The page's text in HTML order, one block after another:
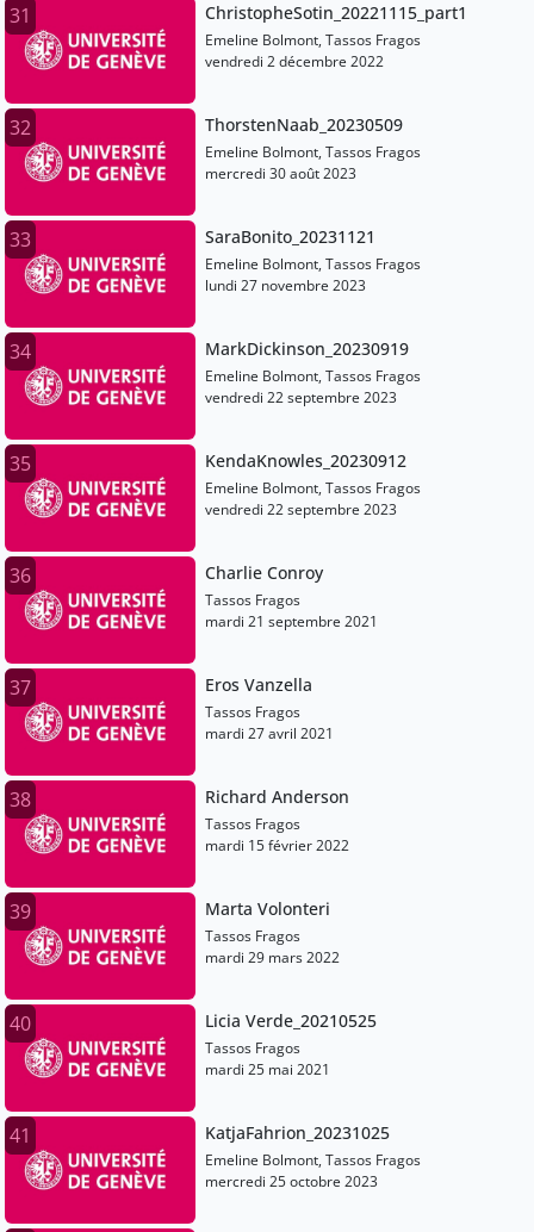
31 ChristopheSotin_20221115_part1
Emeline Bolmont, Tassos Fragos
vendredi 2 décembre 2022
32 ThorstenNaab_20230509
Emeline Bolmont, Tassos Fragos
mercredi 30 août 2023
33 SaraBonito_20231121
Emeline Bolmont, Tassos Fragos
lundi 27 novembre 2023
34 MarkDickinson_20230919
Emeline Bolmont, Tassos Fragos
vendredi 22 septembre 2023
35 KendaKnowles_20230912
Emeline Bolmont, Tassos Fragos
vendredi 22 septembre 2023
36 Charlie Conroy
Tassos Fragos
mardi 21 septembre 2021
37 Eros Vanzella
Tassos Fragos
mardi 27 avril 2021
38 Richard Anderson
Tassos Fragos
mardi 15 février 2022
39 Marta Volonteri
Tassos Fragos
mardi 29 mars 2022
40 Licia Verde_20210525
Tassos Fragos
mardi 25 mai 2021
41 KatjaFahrion_20231025
Emeline Bolmont, Tassos Fragos
mercredi 25 octobre 2023